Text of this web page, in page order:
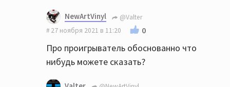
С чего вы решили,что я либерал?Я
например сторонник Пиночета,Тэтчер-я
антикоммунист и сторонник свободного
рынка,чтобы государство меньше лезло в
экономику.
А скинхедов,нацистов я не люблю,потому
NewArtVinyl
@Valter
27 ноября 2021 в 11:20
0
Про проигрыватель обоснованно что
нибудь можете сказать?